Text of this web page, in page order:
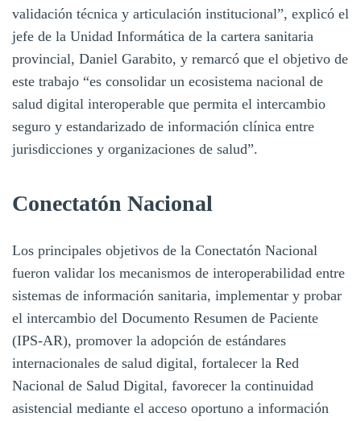
validación técnica y articulación institucional”, explicó el
jefe de la Unidad Informática de la cartera sanitaria
provincial, Daniel Garabito, y remarcó que el objetivo de
este trabajo “es consolidar un ecosistema nacional de
salud digital interoperable que permita el intercambio
seguro y estandarizado de información clínica entre
jurisdicciones y organizaciones de salud”.
Conectatón Nacional
Los principales objetivos de la Conectatón Nacional
fueron validar los mecanismos de interoperabilidad entre
sistemas de información sanitaria, implementar y probar
el intercambio del Documento Resumen de Paciente
(IPS-AR), promover la adopción de estándares
internacionales de salud digital, fortalecer la Red
Nacional de Salud Digital, favorecer la continuidad
asistencial mediante el acceso oportuno a información